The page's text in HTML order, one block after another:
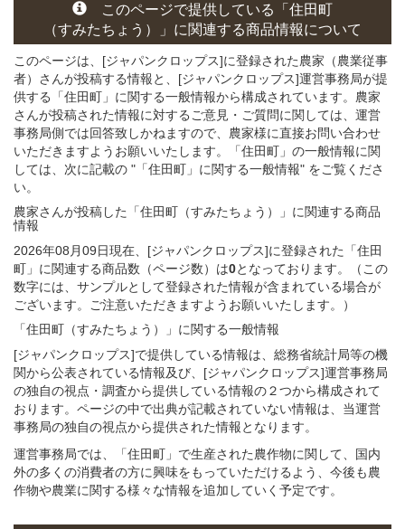
このページで提供している
「住田町
（すみたちょう）」 に関連する商品情報について
このページは、[ジャパンクロップス]に登録された農家（農業従事
者）さんが投稿する情報と、[ジャパンクロップス]運営事務局が提
供する「住田町」に関する一般情報から構成されています。農家
さんが投稿された情報に対するご意見・ご質問に関しては、運営
事務局側では回答致しかねますので、農家様に直接お問い合わせ
いただきますようお願いいたします。「住田町」の一般情報に関
しては、次に記載の "「住田町」に関する一般情報" をご覧くださ
い。
農家さんが投稿した「住田町（すみたちょう）」 に関連する商品
情報
2026年08月09日現在、[ジャパンクロップス]に登録された「住田
町」に関連する商品数（ページ数）は0となっております。（この
数字には、サンプルとして登録された情報が含まれている場合が
ございます。ご注意いただきますようお願いいたします。）
「住田町（すみたちょう）」 に関する一般情報
[ジャパンクロップス]で提供している情報は、総務省統計局等の機
関から公表されている情報及び、[ジャパンクロップス]運営事務局
の独自の視点・調査から提供している情報の２つから構成されて
おります。ページの中で出典が記載されていない情報は、当運営
事務局の独自の視点から提供された情報となります。
運営事務局では、「住田町」で生産された農作物に関して、国内
外の多くの消費者の方に興味をもっていただけるよう、今後も農
作物や農業に関する様々な情報を追加していく予定です。